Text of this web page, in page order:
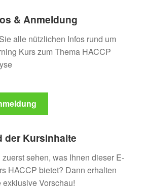
& Anmeldung
alle nützlichen Infos rund um
Kurs zum Thema HACCP
der Kursinhalte
sehen, was Ihnen dieser E-
HACCP bietet? Dann erhalten
Vorschau!